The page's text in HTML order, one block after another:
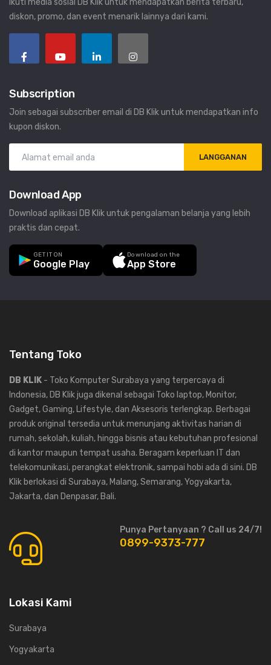
Ikuti media sosial DB Klik untuk mendapatkan berita terbaru,
diskon, promo, dan event menarik lainnya dari kami.
Subscription
Join sebagai subscriber email di DB Klik untuk mendapatkan info
kupon diskon.
LANGGANAN
Download App
Download aplikasi DB Klik untuk pengalaman belanja yang lebih
praktis dan cepat.
GET IT ON
Google Play
Download on the
App Store
Tentang Toko
DB KLIK - Toko Komputer Surabaya yang terpercaya di
Indonesia, DB Klik juga dikenal sebagai Toko laptop, Monitor,
Gadget, Gaming, Lifestyle, dan Aksesoris terlengkap. Berbagai
produk original tersedia untuk menunjang aktivitas harian di
rumah, sekolah, kuliah, hingga bisnis atau kebutuhan profesional
di kantor maupun tempat usaha. Beragam keperluan IT dan
telekomunikasi, perangkat elektronik, sampai hobi ada di sini. DB
Klik berlokasi di Surabaya, Malang, Semarang, Yogyakarta,
Jakarta, dan Denpasar, Bali.
Punya Pertanyaan ? Call us 24/7!
0899-9373-777
Lokasi Kami
Surabaya
Yogyakarta